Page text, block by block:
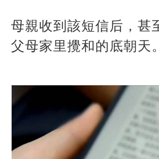
母親收到該短信后，甚
父母家里攪和的底朝天。